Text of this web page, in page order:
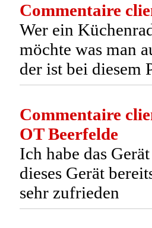
Commentaire
Wer ein
möchte was man
der ist bei diesem
Commentaire
OT Beerfelde
Ich habe das
dieses Gerät
sehr zufrieden